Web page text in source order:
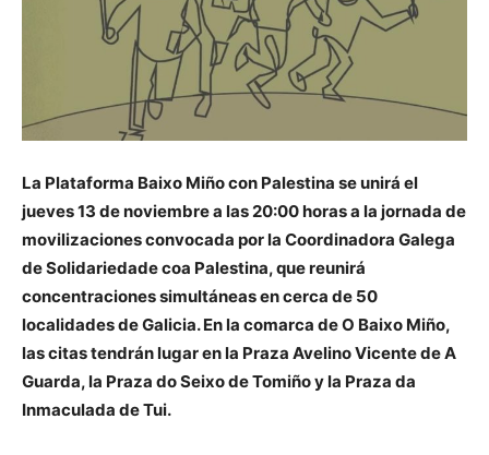
La Plataforma Baixo Miño con Palestina se unirá el
jueves 13 de noviembre a las 20:00 horas a la jornada de
movilizaciones convocada por la Coordinadora Galega
de Solidariedade coa Palestina, que reunirá
concentraciones simultáneas en cerca de 50
localidades de Galicia. En la comarca de O Baixo Miño,
las citas tendrán lugar en la Praza Avelino Vicente de A
Guarda, la Praza do Seixo de Tomiño y la Praza da
Inmaculada de Tui.